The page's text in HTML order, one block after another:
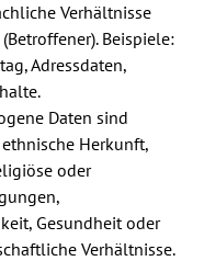
Verhältnisse
Beispiele:
Adressdaten,
Daten sind
Herkunft,
oder
Gesundheit oder
Verhältnisse.